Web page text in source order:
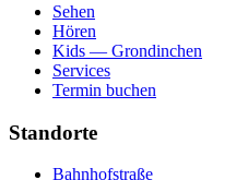
Sehen
Hören
Kids — Grondinchen
Services
Termin buchen
Standorte
Bahnhofstraße